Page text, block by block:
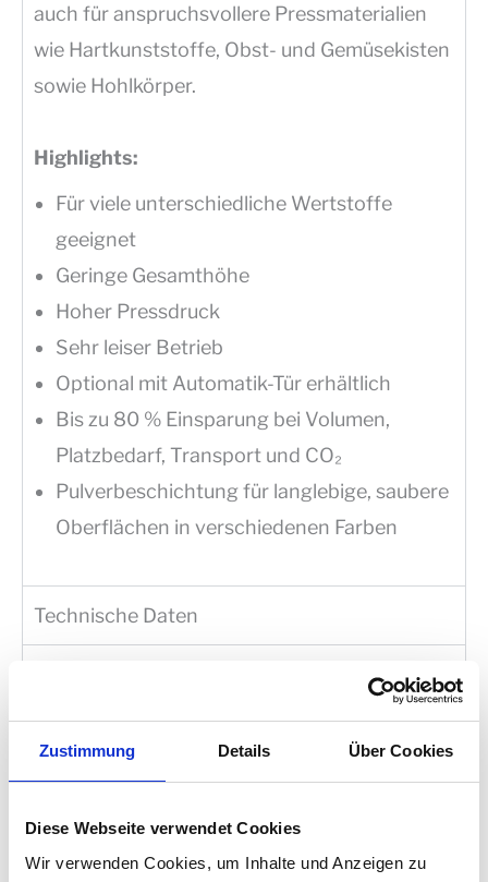
Zustimmung Details Über Cookies
Diese Webseite verwendet Cookies
Wir verwenden Cookies, um Inhalte und Anzeigen zu
auch für anspruchsvollere Pressmaterialien
wie Hartkunststoffe, Obst- und Gemüsekisten
sowie Hohlkörper.
Highlights:
Für viele unterschiedliche Wertstoffe
geeignet
Geringe Gesamthöhe
Hoher Pressdruck
Sehr leiser Betrieb
Optional mit Automatik-Tür erhältlich
Bis zu 80 % Einsparung bei Volumen,
Platzbedarf, Transport und CO₂
Pulverbeschichtung für langlebige, saubere
Oberflächen in verschiedenen Farben
Technische Daten